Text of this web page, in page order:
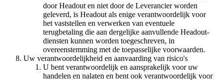
door Headout en niet door de Leverancier worden
geleverd, is Headout als enige verantwoordelijk voor
het vaststellen en verwerken van eventuele
terugbetaling die aan dergelijke aanvullende Headout-
diensten kunnen worden toegeschreven, in
overeenstemming met de toepasselijke voorwaarden.
Uw verantwoordelijkheid en aanvaarding van risico's
U bent verantwoordelijk en aansprakelijk voor uw
handelen en nalaten en bent ook verantwoordelijk voor